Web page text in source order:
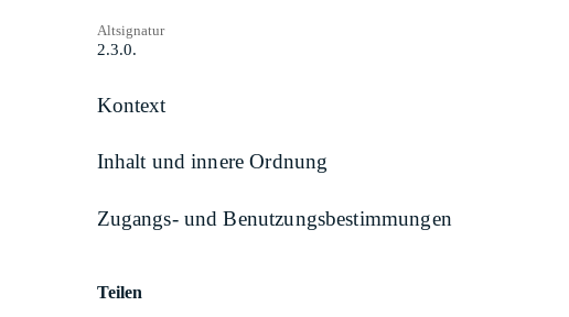
Altsignatur
2.3.0.
Kontext
Inhalt und innere Ordnung
Zugangs- und Benutzungsbestimmungen
Teilen